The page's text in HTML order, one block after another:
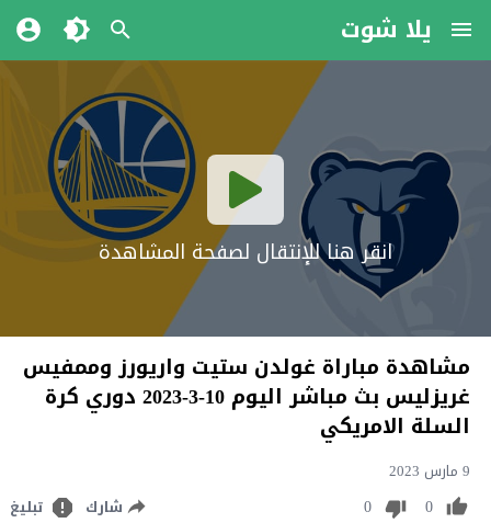
يلا شوت
انقر هنا للإنتقال لصفحة المشاهدة
مشاهدة مباراة غولدن ستيت واريورز وممفيس
غريزليس بث مباشر اليوم 10-3-2023 دوري كرة
السلة الامريكي
9 مارس 2023
0
0 شارك تبليغ